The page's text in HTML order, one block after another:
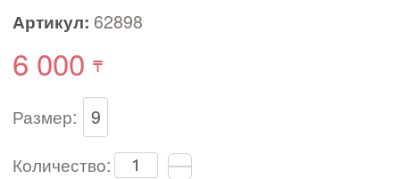
Артикул: 62898
6 000
Размер:
9
Количество: